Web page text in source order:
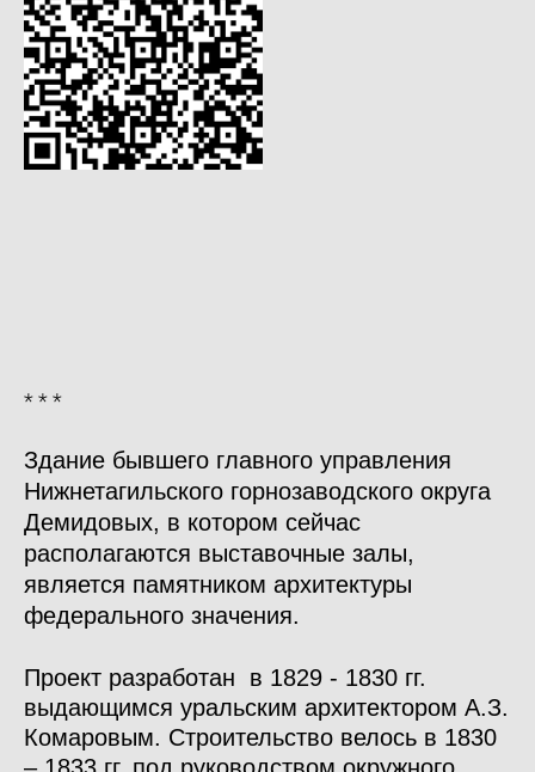
* * *
Здание бывшего главного управления
Нижнетагильского горнозаводского округа
Демидовых, в котором сейчас
располагаются выставочные залы,
является памятником архитектуры
федерального значения.
Проект разработан в 1829 - 1830 гг.
выдающимся уральским архитектором А.З.
Комаровым. Строительство велось в 1830